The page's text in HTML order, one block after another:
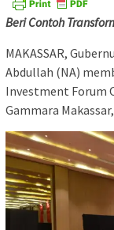
Beri Contoh
MAKASSAR,
Abdullah (NA)
Investment Forum
Gammara